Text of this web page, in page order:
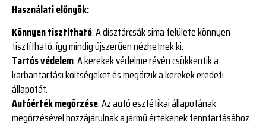
Használati előnyök:
Könnyen tisztítható: A dísztárcsák sima felülete könnyen
tisztítható, így mindig újszerűen nézhetnek ki.
Tartós védelem: A kerekek védelme révén csökkentik a
karbantartási költségeket és megőrzik a kerekek eredeti
állapotát.
Autóérték megőrzése: Az autó esztétikai állapotának
megőrzésével hozzájárulnak a jármű értékének fenntartásához.